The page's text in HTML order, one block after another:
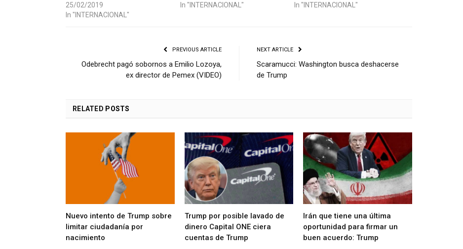
25/02/2019
In "INTERNACIONAL"
In "INTERNACIONAL"
In "INTERNACIONAL"
PREVIOUS ARTICLE
Odebrecht pagó sobornos a Emilio Lozoya,
ex director de Pemex (VIDEO)
NEXT ARTICLE
Scaramucci: Washington busca deshacerse
de Trump
RELATED POSTS
Nuevo intento de Trump sobre
limitar ciudadanía por
nacimiento
Trump por posible lavado de
dinero Capital ONE ciera
cuentas de Trump
Irán que tiene una última
oportunidad para firmar un
buen acuerdo: Trump